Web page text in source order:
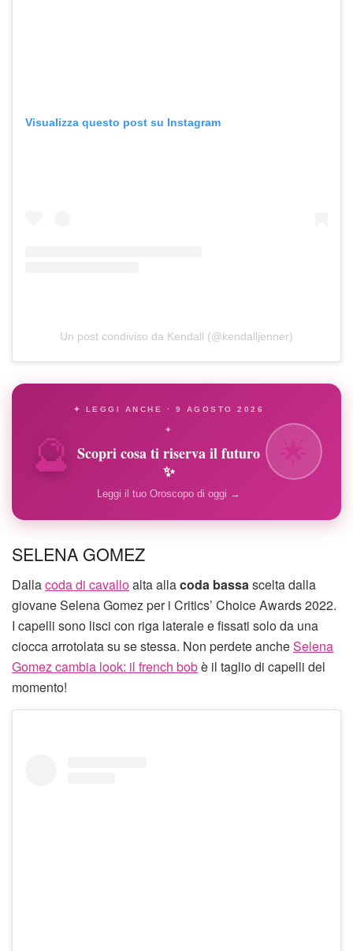
Visualizza questo post su Instagram
Un post condiviso da Kendall (@kendalljenner)
🔮
✦ LEGGI ANCHE · 9 AGOSTO 2026
✦
Scopri cosa ti riserva il futuro
✨
Leggi il tuo Oroscopo di oggi →
SELENA GOMEZ
Dallacoda di cavalloalta allacoda bassascelta dalla
giovane Selena Gomez per i Critics’ Choice Awards 2022.
I capelli sono lisci con riga laterale e fissati solo da una
ciocca arrotolata su se stessa. Non perdete ancheSelena
Gomez cambia look: il french bobè il taglio di capelli del
momento!